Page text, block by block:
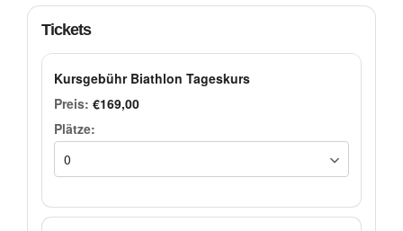
Tickets
Kursgebühr Biathlon Tageskurs
€169,00